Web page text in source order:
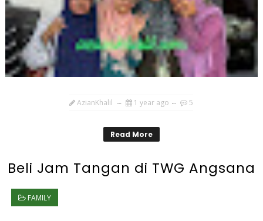
AzianKhalil 1 year ago 5
Read More
Beli Jam Tangan di TWG Angsana
FAMILY